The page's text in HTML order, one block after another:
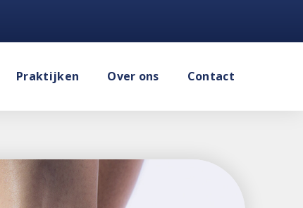
Praktijken Over ons Contact